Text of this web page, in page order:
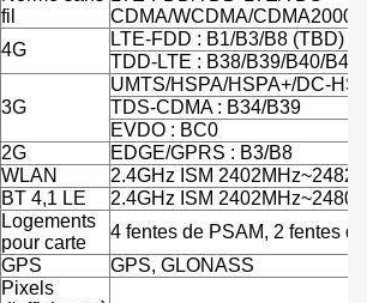
fil
CDMA/WCDMA/CDMA2000/
4G
LTE-FDD : B1/B3/B8 (TBD)
TDD-LTE : B38/B39/B40/B41
3G
UMTS/HSPA/HSPA+/DC-
TDS-CDMA : B34/B39
EVDO : BC0
2G
EDGE/GPRS : B3/B8
WLAN
2.4GHz ISM
BT 4,1 LE
2.4GHz ISM
Logements
pour carte
4 fentes de PSAM, 2 fentes
GPS GPS, GLONASS
Pixels